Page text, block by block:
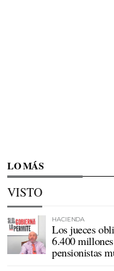
LO MÁS
VISTO
HACIENDA
Los jueces
6.400
pensionistas